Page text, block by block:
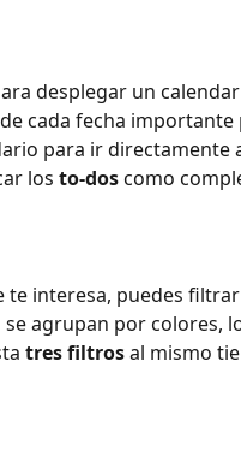
desplegar un
cada fecha importante
para ir directamente
los to-dos como
interesa, puedes
se agrupan por colores,
tres filtros al mismo